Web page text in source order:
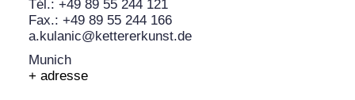
Tél.: +49 89 55 244 121
Fax.: +49 89 55 244 166
a.kulanic@kettererkunst.de
Munich
+ adresse